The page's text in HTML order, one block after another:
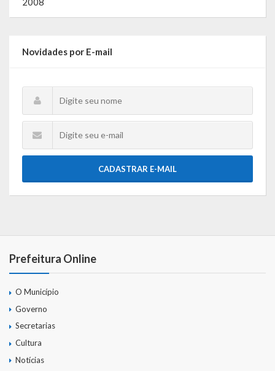
Lei de Acesso à Informação – LAI
Perguntas e Respostas
Formulário de Pedido de Informações
Formulário de Recurso
Relatório Anual de Solicitações – SIC
SIC
Gestão Interna – GOVBR (Sistema)
Gestão Educação – Educar Web
Webmail
Novidades por E-mail
CADASTRAR E-MAIL
Prefeitura Online
O Município
Governo
Secretarias
Cultura
Notícias